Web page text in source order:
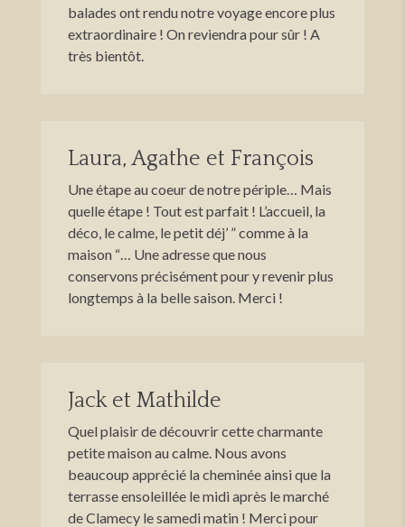
balades ont rendu notre voyage encore plus
extraordinaire ! On reviendra pour sûr ! A
très bientôt.
Laura, Agathe et François
Une étape au coeur de notre périple… Mais
quelle étape ! Tout est parfait ! L’accueil, la
déco, le calme, le petit déj’ ” comme à la
maison “… Une adresse que nous
conservons précisément pour y revenir plus
longtemps à la belle saison. Merci !
Jack et Mathilde
Quel plaisir de découvrir cette charmante
petite maison au calme. Nous avons
beaucoup apprécié la cheminée ainsi que la
terrasse ensoleillée le midi après le marché
de Clamecy le samedi matin ! Merci pour